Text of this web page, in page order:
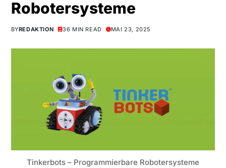
Robotersysteme
BYREDAKTION 36 MIN READ MAI 23, 2025
Tinkerbots – Programmierbare Robotersysteme